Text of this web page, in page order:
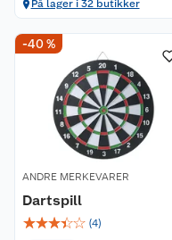
På lager i 32 butikker
-40 %
ANDRE MERKEVARER
Dartspill
☆☆☆☆☆ (4)